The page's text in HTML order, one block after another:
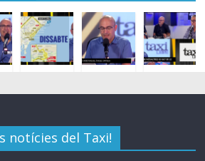
notícies del Taxi!